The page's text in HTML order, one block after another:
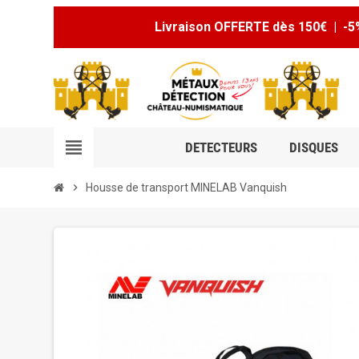
Livraison OFFERTE dès 150€ | -
view_headline DETECTEURS DISQUES
chevron_right Housse de transport MINELAB Vanquish